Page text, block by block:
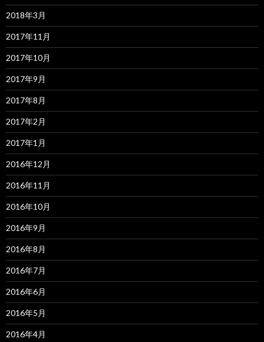
2018年3月
2017年11月
2017年10月
2017年9月
2017年8月
2017年2月
2017年1月
2016年12月
2016年11月
2016年10月
2016年9月
2016年8月
2016年7月
2016年6月
2016年5月
2016年4月